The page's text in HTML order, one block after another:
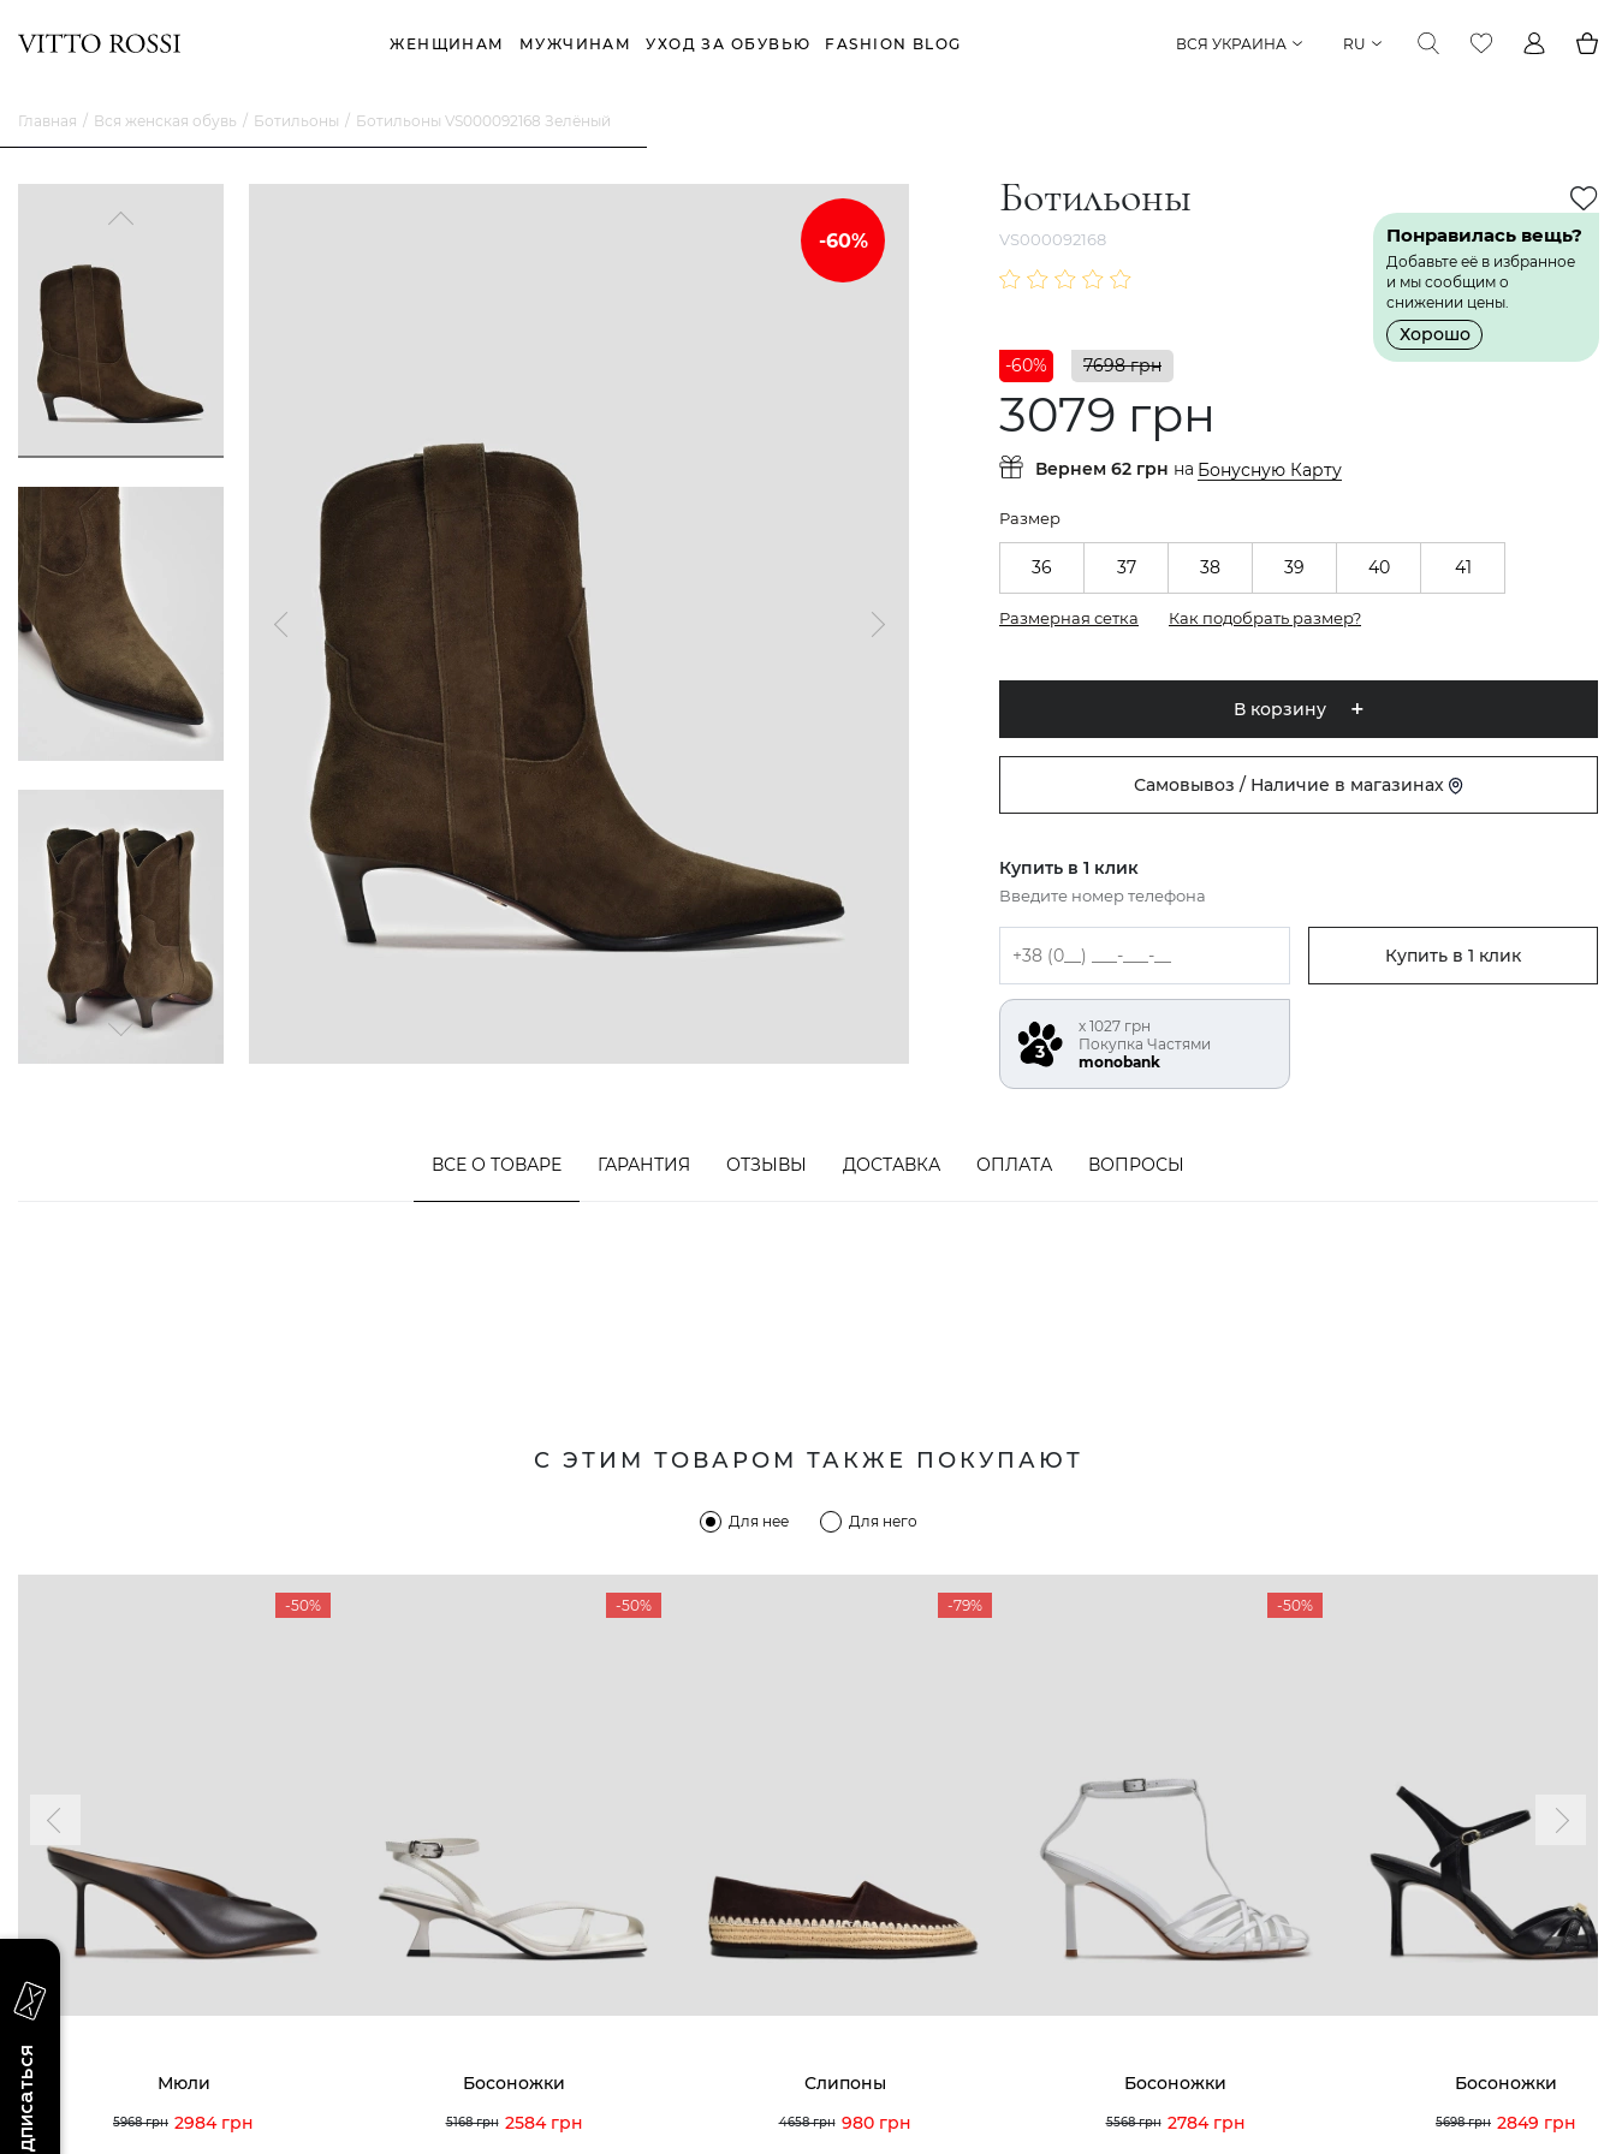
ЖЕНЩИНАМ МУЖЧИНАМ УХОД ЗА ОБУВЬЮ FASHION BLOG ВСЯ УКРАИНА RU
Главная Вся женская обувь Ботильоны Ботильоны VS000092168 Зелёный
Ботильоны
VS000092168 Понравилась вещь?
Добавьте её в избранное
и мы сообщим о
снижении цены.
Хорошо
-60%
7698 грн
3079 грн
Вернем 62 грн на Бонусную Карту
Размер
36 37 38 39 40 41
Размерная сетка Как подобрать размер?
В корзину
Самовывоз / Наличие в магазинах
Купить в 1 клик
Введите номер телефона
Купить в 1 клик
х 1027 грн
Покупка Частями
monobank
ВСЕ О ТОВАРЕ ГАРАНТИЯ ОТЗЫВЫ ДОСТАВКА ОПЛАТА ВОПРОСЫ
С ЭТИМ ТОВАРОМ ТАКЖЕ ПОКУПАЮТ
Для нее Для него
-50%
Мюли
5968 грн 2984 грн
-50%
Босоножки
5168 грн 2584 грн
-79%
Слипоны
4658 грн 980 грн
-50%
Босоножки
5568 грн 2784 грн
Босоножки
5698 грн 2849 грн
акциях и событиях
Для нее
0 (933) 35-59-12
Viber
Вакансии и Работа
Наши магазины
Программа лояльности
Доставка и оплата
Гарантия и возврат
Мои просмотры
Подписаться